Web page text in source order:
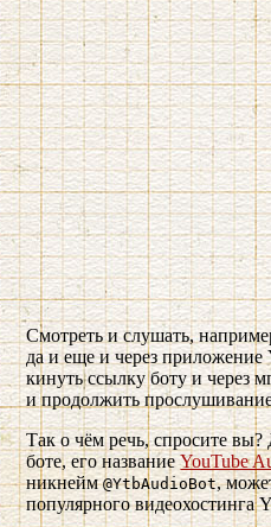
Смотреть и слушать,
да и еще и через приложение
кинуть ссылку боту и через
и продолжить
Так о чём речь, спросите
боте, его названиеYouTube
никнейм@YtbAudioBot,
популярного видеохостинга